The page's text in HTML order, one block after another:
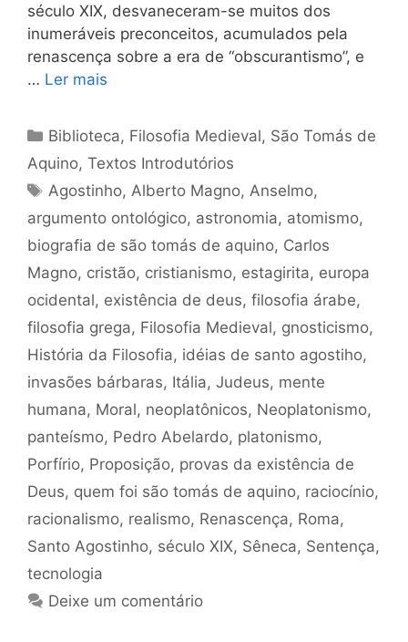
século XIX, desvaneceram-se muitos dos
inumeráveis preconceitos, acumulados pela
renascença sobre a era de “obscurantismo”, e
… Ler mais
Categorias
Biblioteca, Filosofia Medieval, São Tomás de
Aquino, Textos Introdutórios
Tags
Agostinho,Alberto Magno,Anselmo,
argumento ontológico, astronomia, atomismo,
biografia de são tomás de aquino, Carlos
Magno, cristão, cristianismo, estagirita, europa
ocidental, existência de deus, filosofia árabe,
filosofia grega, Filosofia Medieval, gnosticismo,
História da Filosofia, idéias de santo agostiho,
invasões bárbaras, Itália, Judeus, mente
humana, Moral, neoplatônicos, Neoplatonismo,
panteísmo, Pedro Abelardo, platonismo,
Porfírio, Proposição, provas da existência de
Deus, quem foi são tomás de aquino, raciocínio,
racionalismo, realismo, Renascença, Roma,
Santo Agostinho, século XIX, Sêneca, Sentença,
tecnologia
Deixe um comentário